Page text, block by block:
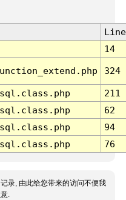
Line
14
324
211
62
94
76
录, 由此给您带来的访问不便我
.